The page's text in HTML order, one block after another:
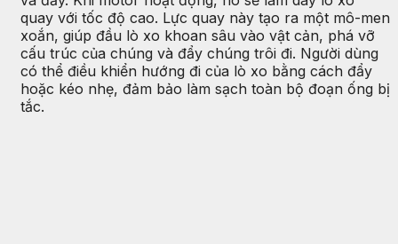
quay với tốc độ cao. Lực quay này tạo ra một mô-men
xoắn, giúp đầu lò xo khoan sâu vào vật cản, phá vỡ
cấu trúc của chúng và đẩy chúng trôi đi. Người dùng
có thể điều khiển hướng đi của lò xo bằng cách đẩy
hoặc kéo nhẹ, đảm bảo làm sạch toàn bộ đoạn ống bị
tắc.